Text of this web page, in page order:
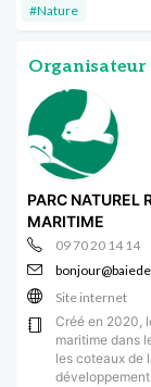
#Nature
Organisateur
PARC NATUREL
MARITIME
09 70 20 14 14
Site internet
Créé en 2020,
maritime dans
les coteaux de